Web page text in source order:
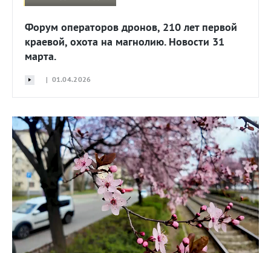
Форум операторов дронов, 210 лет первой
краевой, охота на магнолию. Новости 31
марта.
| 01.04.2026